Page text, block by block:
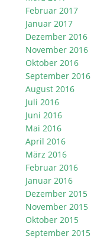
Februar 2017
Januar 2017
Dezember 2016
November 2016
Oktober 2016
September 2016
August 2016
Juli 2016
Juni 2016
Mai 2016
April 2016
März 2016
Februar 2016
Januar 2016
Dezember 2015
November 2015
Oktober 2015
September 2015